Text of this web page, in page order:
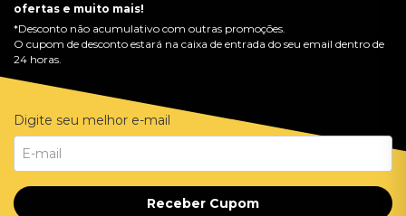
ofertas e muito mais!
*Desconto não acumulativo com outras promoções.
O cupom de desconto estará na caixa de entrada do seu email dentro de
24 horas.
Digite seu melhor e-mail
Receber Cupom